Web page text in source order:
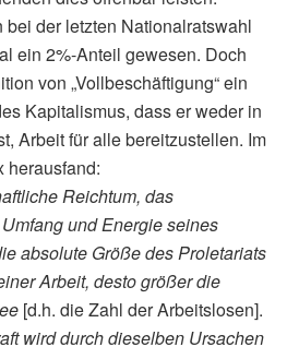
der letzten Nationalratswahl
ein 2%-Anteil gewesen. Doch
von „Vollbeschäftigung“ ein
Kapitalismus, dass er weder in
Arbeit für alle bereitzustellen. Im
herausfand:
Reichtum, das
und Energie seines
absolute Größe des Proletariats
Arbeit, desto größer die
[d.h. die Zahl der Arbeitslosen].
wird durch dieselben Ursachen